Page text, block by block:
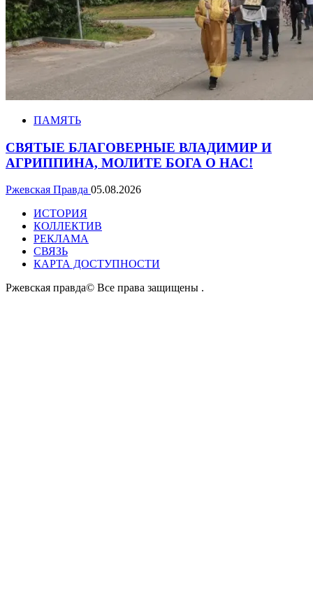
ПАМЯТЬ
СВЯТЫЕ БЛАГОВЕРНЫЕ ВЛАДИМИР И
АГРИППИНА, МОЛИТЕ БОГА О НАС!
Ржевская Правда 05.08.2026
ИСТОРИЯ
КОЛЛЕКТИВ
РЕКЛАМА
СВЯЗЬ
КАРТА ДОСТУПНОСТИ
Ржевская правда© Все права защищены .